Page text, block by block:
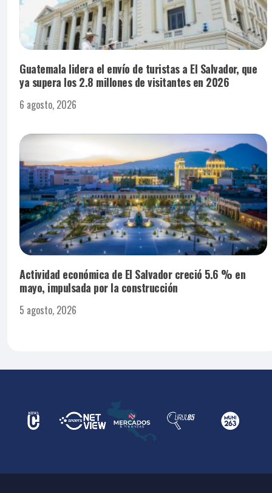
Guatemala lidera el envío de turistas a El Salvador, que
ya supera los 2.8 millones de visitantes en 2026
6 agosto, 2026
Actividad económica de El Salvador creció 5.6 % en
mayo, impulsada por la construcción
5 agosto, 2026